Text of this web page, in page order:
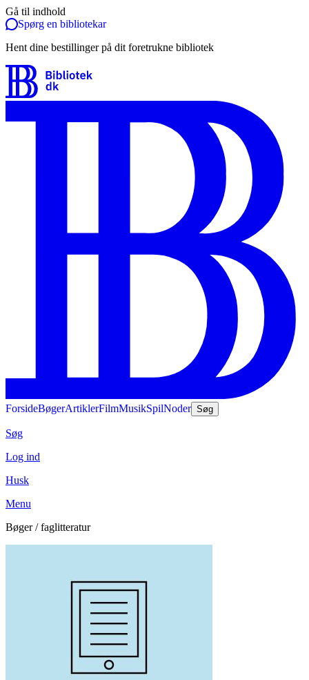
Gå til indhold
Spørg en bibliotekar
Hent dine bestillinger på dit foretrukne bibliotek
ForsideBøgerArtiklerFilmMusikSpilNoder Søg
Søg
Log ind
Husk
Menu
Bøger / faglitteratur